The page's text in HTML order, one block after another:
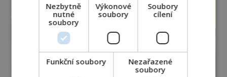
Nezbytně
nutné
soubory
Výkonové
soubory
Soubory
cílení
Funkční soubory
Nezařazené
soubory